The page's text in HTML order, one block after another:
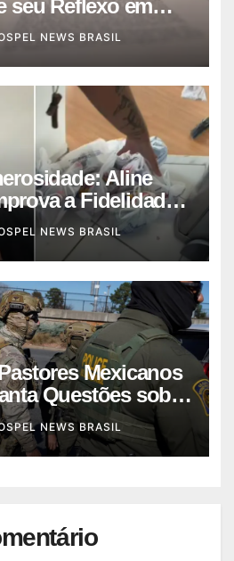
seu Reflexo em
NEWS BRASIL
Aline
a Fidelidade
NEWS BRASIL
Mexicanos
Questões sobre
NEWS BRASIL